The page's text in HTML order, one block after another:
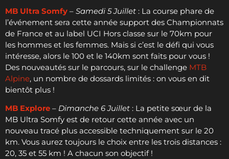
MB Ultra Somfy – Samedi 5 Juillet : La course phare de
l’événement sera cette année support des Championnats
de France et au label UCI Hors classe sur le 70km pour
les hommes et les femmes. Mais si c’est le défi qui vous
intéresse, alors le 100 et le 140km sont faits pour vous !
Des nouveautés sur le parcours, sur le challenge MTB
Alpine, un nombre de dossards limités : on vous en dit
bientôt plus !
MB Explore – Dimanche 6 Juillet : La petite sœur de la
MB Ultra Somfy est de retour cette année avec un
nouveau tracé plus accessible techniquement sur le 20
km. Vous aurez toujours le choix entre les trois distances :
20, 35 et 55 km ! A chacun son objectif !